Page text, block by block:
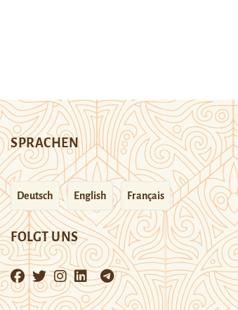
SPRACHEN
Deutsch English Français
FOLGT UNS